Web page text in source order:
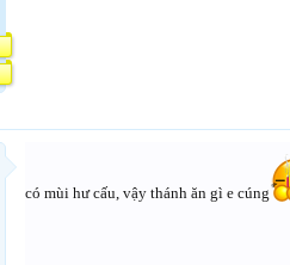
có mùi hư cấu, vậy thánh ăn gì e cúng